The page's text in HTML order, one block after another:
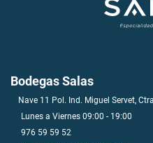
Bodegas Salas
Nave 11 Pol. Ind. Miguel Servet,
Lunes a Viernes 09:00 - 19:00
976 59 59 52